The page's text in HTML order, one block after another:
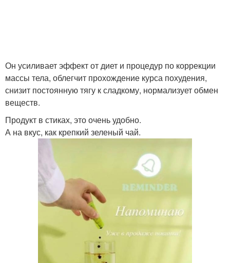
Он усиливает эффект от диет и процедур по коррекции
массы тела, облегчит прохождение курса похудения,
снизит постоянную тягу к сладкому, нормализует обмен
веществ.
Продукт в стиках, это очень удобно.
А на вкус, как крепкий зеленый чай.